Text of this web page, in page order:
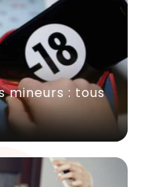
mineurs : tous